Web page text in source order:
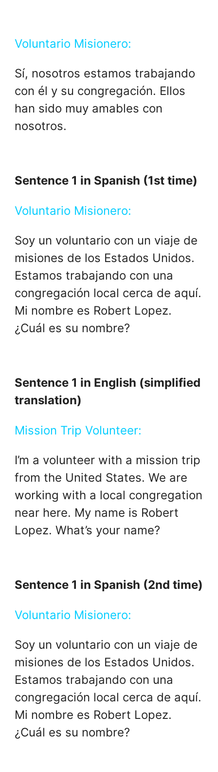
Voluntario Misionero:
Sí, nosotros estamos trabajando
con él y su congregación. Ellos
han sido muy amables con
nosotros.
Sentence 1 in Spanish (1st time)
Voluntario Misionero:
Soy un voluntario con un viaje de
misiones de los Estados Unidos.
Estamos trabajando con una
congregación local cerca de aquí.
Mi nombre es Robert Lopez.
¿Cuál es su nombre?
Sentence 1 in English (simplified
translation)
Mission Trip Volunteer:
I’m a volunteer with a mission trip
from the United States. We are
working with a local congregation
near here. My name is Robert
Lopez. What’s your name?
Sentence 1 in Spanish (2nd time)
Voluntario Misionero:
Soy un voluntario con un viaje de
misiones de los Estados Unidos.
Estamos trabajando con una
congregación local cerca de aquí.
Mi nombre es Robert Lopez.
¿Cuál es su nombre?